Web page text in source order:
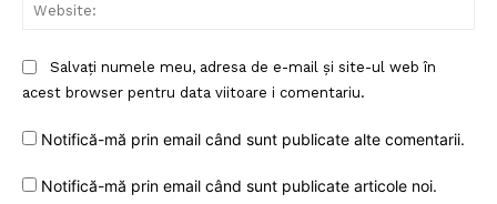
Salvați numele meu, adresa de e-mail și site-ul web în
acest browser pentru data viitoare i comentariu.
Notifică-mă prin email când sunt publicate alte comentarii.
Notifică-mă prin email când sunt publicate articole noi.